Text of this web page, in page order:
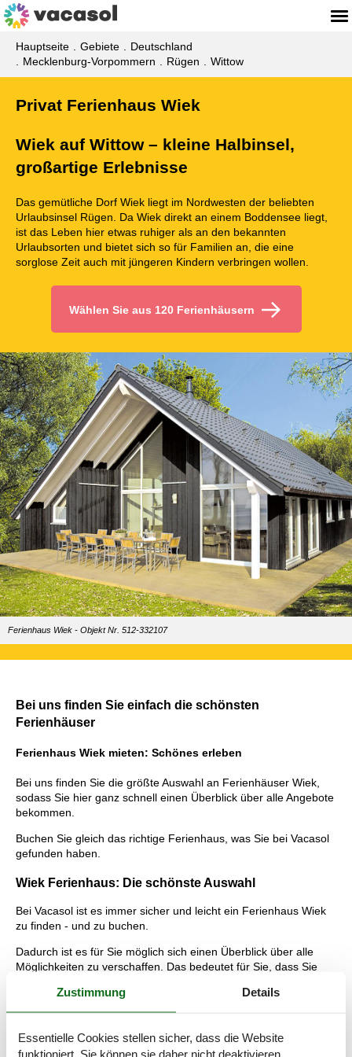
Hauptseite Gebiete
Deutschland
Mecklenburg-Vorpommern
Rügen Wittow
Privat Ferienhaus Wiek
Wiek auf Wittow – kleine Halbinsel,
großartige Erlebnisse
Das gemütliche Dorf Wiek liegt im Nordwesten der beliebten
Urlaubsinsel Rügen. Da Wiek direkt an einem Boddensee liegt,
ist das Leben hier etwas ruhiger als an den bekannten
Urlaubsorten und bietet sich so für Familien an, die eine
sorglose Zeit auch mit jüngeren Kindern verbringen wollen.
Wählen Sie aus 120 Ferienhäusern
Ferienhaus Wiek - Objekt Nr. 512-332107
Bei uns finden Sie einfach die schönsten
Ferienhäuser
Ferienhaus Wiek mieten: Schönes erleben
Bei uns finden Sie die größte Auswahl an Ferienhäuser Wiek,
sodass Sie hier ganz schnell einen Überblick über alle Angebote
bekommen.
Buchen Sie gleich das richtige Ferienhaus, was Sie bei Vacasol
gefunden haben.
Wiek Ferienhaus: Die schönste Auswahl
Bei Vacasol ist es immer sicher und leicht ein Ferienhaus Wiek
zu finden - und zu buchen.
Dadurch ist es für Sie möglich sich einen Überblick über alle
Möglichkeiten zu verschaffen. Das bedeutet für Sie, dass Sie
Lesen Sie mehr über die zahllose Erlebnisse und Aktivitäten,
zwischen denen Sie frei wählen können, und über die viele
Ferienhauses bei uns bekommen.
Zustimmung Details
Essentielle Cookies stellen sicher, dass die Website
funktioniert, Sie können sie daher nicht deaktivieren.